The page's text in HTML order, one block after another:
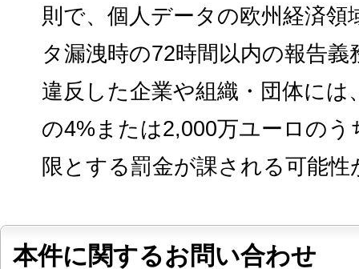
則で、個人データの欧州経済
タ漏洩時の72時間以内の報告
違反した企業や組織・団体に
の4%または2,000万ユーロの
限とする罰金が課される可能性
本件に関するお問い合わせ